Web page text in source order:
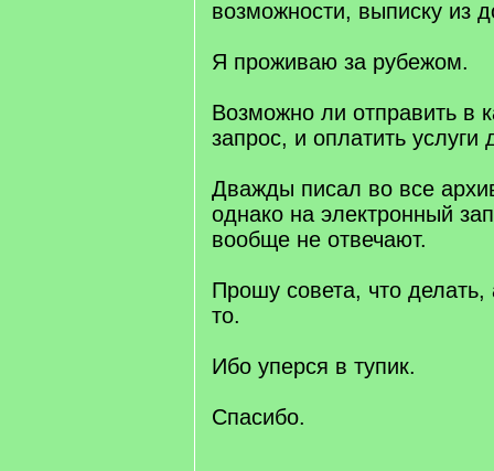
возможности, выписку из
Я проживаю за рубежом.
Возможно ли отправить в
запрос, и оплатить услуги
Дважды писал во все
однако на электронный
вообще не отвечают.
Прошу совета, что делать,
то.
Ибо уперся в тупик.
Спасибо.